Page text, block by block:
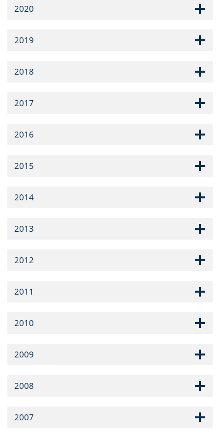
2020
2019
2018
2017
2016
2015
2014
2013
2012
2011
2010
2009
2008
2007